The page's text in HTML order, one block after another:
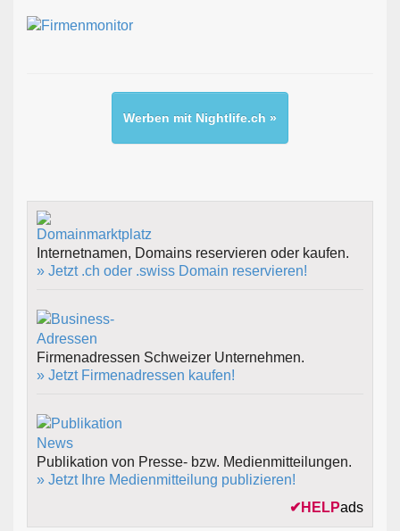
Werben mit Nightlife.ch »
Internetnamen, Domains reservieren oder kaufen.
» Jetzt .ch oder .swiss Domain reservieren!
Firmenadressen Schweizer Unternehmen.
» Jetzt Firmenadressen kaufen!
Publikation von Presse- bzw. Medienmitteilungen.
» Jetzt Ihre Medienmitteilung publizieren!
✔ HELPads